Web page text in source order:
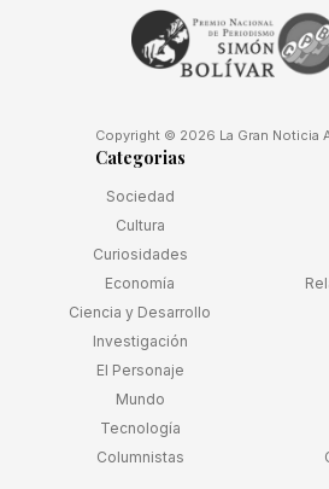
Copyright © 2026 La Gran Noticia
Categorias
Sociedad
Cultura
Curiosidades
Economía
Ciencia y Desarrollo
Investigación
El Personaje
Mundo
Tecnología
Columnistas